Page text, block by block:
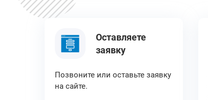
Оставляете
заявку
Позвоните или оставьте заявку
на сайте.